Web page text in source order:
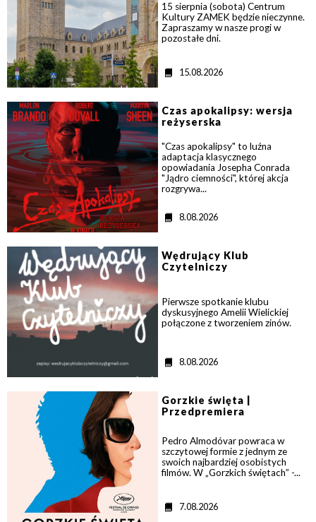
15 sierpnia (sobota) Centrum
Kultury ZAMEK będzie nieczynne.
Zapraszamy w nasze progi w
pozostałe dni.
D
a
15.08.2026
Czas apokalipsy: wersja
reżyserska
"Czas apokalipsy" to luźna
adaptacja klasycznego
opowiadania Josepha Conrada
"Jądro ciemności", której akcja
rozgrywa...
D
a
8.08.2026
>
Wędrujący Klub
Czytelniczy
Pierwsze spotkanie klubu
dyskusyjnego Amelii Wielickiej
połączone z tworzeniem zinów.
D
a
8.08.2026
Gorzkie święta |
Przedpremiera
Pedro Almodóvar powraca w
szczytowej formie z jednym ze
swoich najbardziej osobistych
filmów. W „Gorzkich świętach” -...
D
7.08.2026